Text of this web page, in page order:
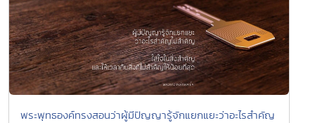
พระพุทธองค์ทรงสอนว่าผู้มีปัญญารู้จักแยกแยะว่าอะไรสำคัญ